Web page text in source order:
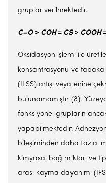
gruplar verilmektedir.
C–O > COH = CS > COOH
Oksidasyon işlemi ile
konsantrasyonu ve
(ILSS) artışı veya enine
bulunamamıştır (8).
fonksiyonel grupların
yapabilmektedir.
bileşiminden daha fazla,
kimyasal bağ miktarı ve
arası kayma dayanımı